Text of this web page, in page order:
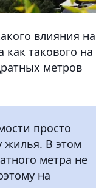
влияния на
такового на
метров
просто
жилья. В этом
метра не
на